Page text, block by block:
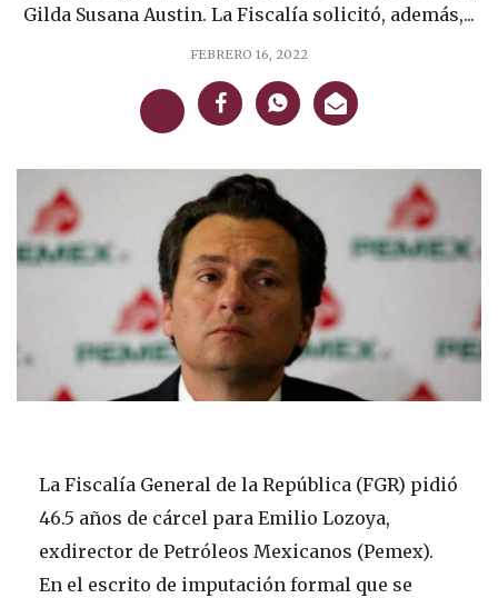
Gilda Susana Austin. La Fiscalía solicitó, además,...
FEBRERO 16, 2022
La Fiscalía General de la República (FGR) pidió
46.5 años de cárcel para Emilio Lozoya,
exdirector de Petróleos Mexicanos (Pemex).
En el escrito de imputación formal que se